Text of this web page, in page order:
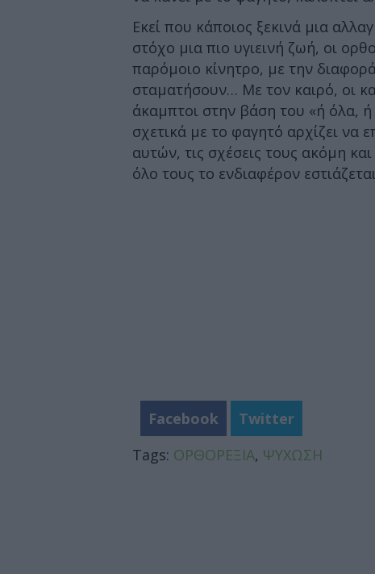
Εκεί που κάποιος ξεκινά μια
στόχο μια πιο υγιεινή ζωή, οι
παρόμοιο κίνητρο, με την
σταματήσουν… Με τον καιρό, οι
άκαμπτοι στην βάση του «ή όλα, ή
σχετικά με το φαγητό αρχίζει να
αυτών, τις σχέσεις τους ακόμη
όλο τους το ενδιαφέρον
Facebook
Twitter
Tags: ΟΡΘΟΡΕΞΙΑ, ΨΥΧΩΣΗ